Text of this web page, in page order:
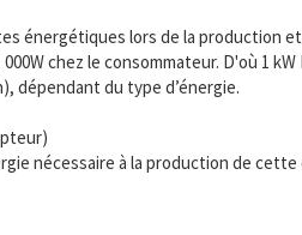
énergétiques lors de la production
chez le consommateur. D'où 1 kW
dépendant du type d’énergie.
nécessaire à la production de